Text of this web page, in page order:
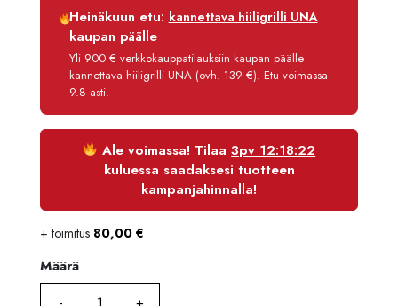
Luottoaika
12 kk
Korko
Käsittelymaksu
3,90 €/kk
Maksettava yhteensä
2 412,21 €
Heinäkuun etu: kannettava hiiligrilli UNA
kaupan päälle
Yli 900 € verkkokauppatilauksiin kaupan päälle
kannettava hiiligrilli UNA (ovh. 139 €). Etu voimassa
9.8 asti.
Ale voimassa! Tilaa3pv 12:18:21
kuluessa saadaksesi tuotteen
kampanjahinnalla!
+ toimitus 80,00 €
Määrä
Määrä